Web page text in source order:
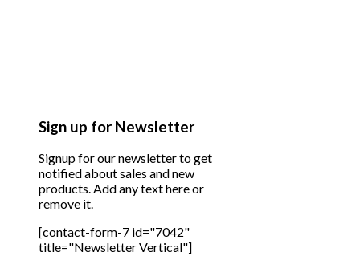
Sign up for Newsletter
Signup for our newsletter to get
notified about sales and new
products. Add any text here or
remove it.
[contact-form-7 id="7042"
title="Newsletter Vertical"]